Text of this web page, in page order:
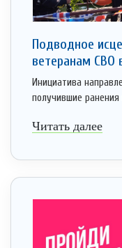
Подводное
ветеранам СВО
Инициатива
получившие
Читать далее